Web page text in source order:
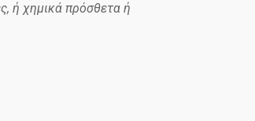
ή χημικά πρόσθετα ή